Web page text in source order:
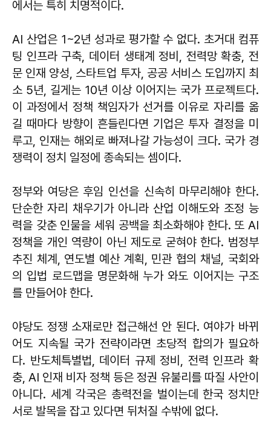
에서는 특히 치명적이다.
AI 산업은 1~2년 성과로 평가할 수 없다. 초거대 컴퓨
팅 인프라 구축, 데이터 생태계 정비, 전력망 확충, 전
문 인재 양성, 스타트업 투자, 공공 서비스 도입까지 최
소 5년, 길게는 10년 이상 이어지는 국가 프로젝트다.
이 과정에서 정책 책임자가 선거를 이유로 자리를 옮
길 때마다 방향이 흔들린다면 기업은 투자 결정을 미
루고, 인재는 해외로 빠져나갈 가능성이 크다. 국가 경
쟁력이 정치 일정에 종속되는 셈이다.
정부와 여당은 후임 인선을 신속히 마무리해야 한다.
단순한 자리 채우기가 아니라 산업 이해도와 조정 능
력을 갖춘 인물을 세워 공백을 최소화해야 한다. 또 AI
정책을 개인 역량이 아닌 제도로 굳혀야 한다. 범정부
추진 체계, 연도별 예산 계획, 민관 협의 채널, 국회와
의 입법 로드맵을 명문화해 누가 와도 이어지는 구조
를 만들어야 한다.
야당도 정쟁 소재로만 접근해선 안 된다. 여야가 바뀌
어도 지속될 국가 전략이라면 초당적 합의가 필요하
다. 반도체특별법, 데이터 규제 정비, 전력 인프라 확
충, AI 인재 비자 정책 등은 정권 유불리를 따질 사안이
아니다. 세계 각국은 총력전을 벌이는데 한국 정치만
서로 발목을 잡고 있다면 뒤처질 수밖에 없다.